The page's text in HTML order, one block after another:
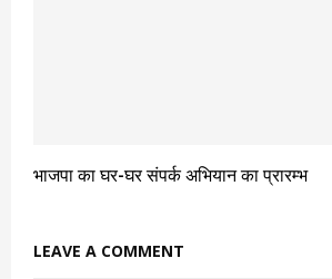
भाजपा का घर-घर संपर्क अभियान का प्रारम्भ
LEAVE A COMMENT